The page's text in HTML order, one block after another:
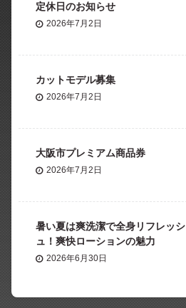
定休日のお知らせ
2026年7月2日
カットモデル募集
2026年7月2日
大阪市プレミアム商品券
2026年7月2日
暑い夏は爽洗潔で全身リフレッシ
ュ！爽快ローションの魅力
2026年6月30日